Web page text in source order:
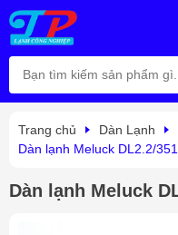
Trang chủ Dàn Lạnh
Dàn lạnh Meluck DL2.2/
Dàn lạnh Meluck